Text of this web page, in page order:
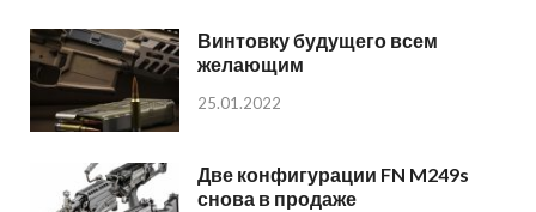
Винтовку будущего всем
желающим
25.01.2022
Две конфигурации FN M249s
снова в продаже